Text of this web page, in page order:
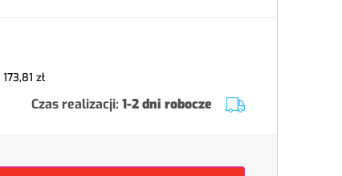
173,81 zł
Czas realizacji: 1-2 dni robocze